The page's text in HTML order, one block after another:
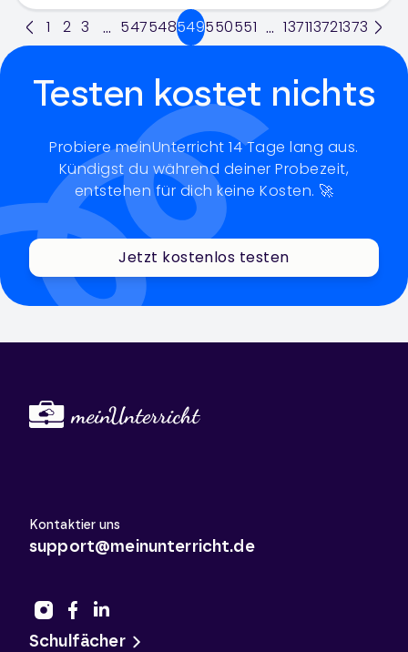
1 2 3 ... 547548549550551 ... 137113721373
Testen kostet nichts
Probiere meinUnterricht 14 Tage lang aus.
Kündigst du während deiner Probezeit,
entstehen für dich keine Kosten. 🚀
Jetzt kostenlos testen
Kontaktier uns
support@meinunterricht.de
Schulfächer